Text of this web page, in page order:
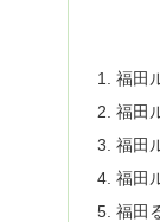
福田
福田
福田
福田
福田